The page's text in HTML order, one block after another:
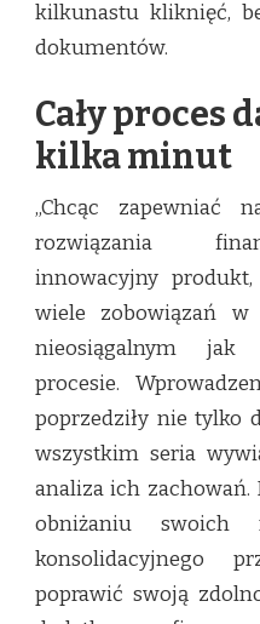
kilkunastu kliknięć,
dokumentów.
Cały proces
kilka minut
„Chcąc zapewniać
rozwiązania
innowacyjny
wiele zobowiązań
nieosiągalnym jak
procesie.
poprzedziły nie tylko
wszystkim seria
analiza ich
obniżaniu swoich
konsolidacyjnego
poprawić swoją